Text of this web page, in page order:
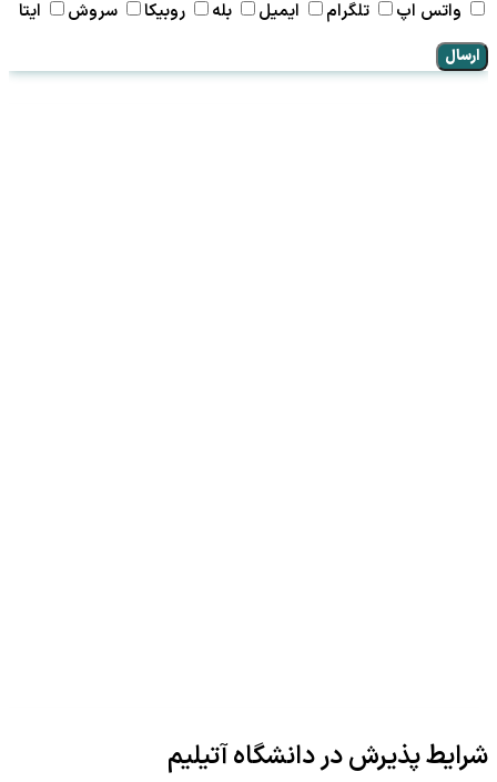
واتس اپ تلگرام ایمیل بله روبیکا سروش ایتا
ارسال
شرایط پذیرش در دانشگاه آتیلیم